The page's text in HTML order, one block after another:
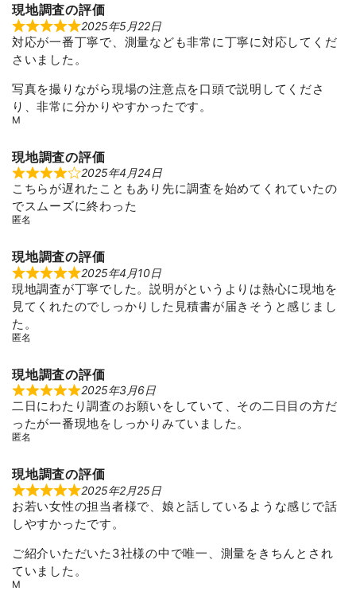
u
t
o
f
5
現地調査の評価
R
a
e
5
o
u
5
2025年5月22日
対応が一番丁寧で、測量なども非常に丁寧に対応してくだ
さいました。
写真を撮りながら現場の注意点を口頭で説明してくださ
り、非常に分かりやすかったです。
M
現地調査の評価
R
a
e
u
t
o
f
5
2025年4月24日
こちらが遅れたこともあり先に調査を始めてくれていたの
でスムーズに終わった
匿名
現地調査の評価
R
a
e
t
o
f
5
2025年4月10日
現地調査が丁寧でした。説明がというよりは熱心に現地を
見てくれたのでしっかりした見積書が届きそうと感じまし
た。
匿名
現地調査の評価
R
a
t
e
u
t
o
f
5
2025年3月6日
二日にわたり調査のお願いをしていて、その二日目の方だ
ったが一番現地をしっかりみていました。
匿名
現地調査の評価
R
a
e
5
o
u
2025年2月25日
お若い女性の担当者様で、娘と話しているような感じで話
しやすかったです。
ご紹介いただいた3社様の中で唯一、測量をきちんとされ
ていました。
M